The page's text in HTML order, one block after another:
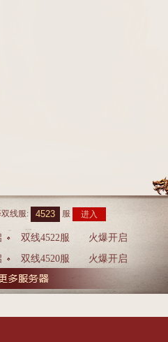
双线服: 服 进入
双线4522服
火爆开启
双线4520服 火爆开启